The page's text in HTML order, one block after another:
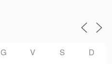
G V S D